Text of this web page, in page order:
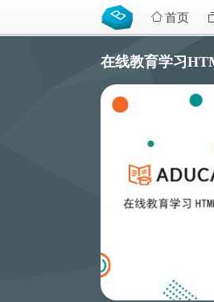
首页
在线教育学习